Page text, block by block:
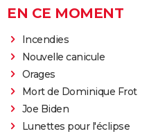
EN CE MOMENT
Incendies
Nouvelle canicule
Orages
Mort de Dominique Frot
Joe Biden
Lunettes pour l'éclipse